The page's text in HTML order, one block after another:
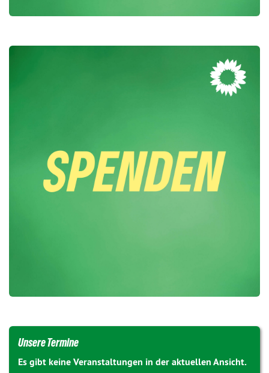
Unsere Termine
Es gibt keine Veranstaltungen in der aktuellen Ansicht.